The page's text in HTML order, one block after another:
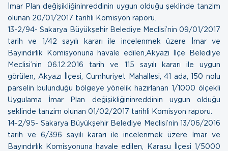
İmar Plan değişikliğininreddinin uygun olduğu şeklinde tanzim
olunan 20/01/2017 tarihli Komisyon raporu.
13- 2/94- Sakarya Büyükşehir Belediye Meclisi’nin 09/01/2017
tarih ve 1/42 sayılı kararı ile incelenmek üzere İmar ve
Bayındırlık Komisyonuna havale edilen,Akyazı İlçe Belediye
Meclisi’nin 06.12.2016 tarih ve 115 sayılı kararı ile uygun
görülen, Akyazı İlçesi, Cumhuriyet Mahallesi, 41 ada, 150 nolu
parselin bulunduğu bölgeye yönelik hazırlanan 1/1000 ölçekli
Uygulama İmar Plan değişikliğininreddinin uygun olduğu
şeklinde tanzim olunan 01/02/2017 tarihli Komisyon raporu.
14- 2/95- Sakarya Büyükşehir Belediye Meclisi’nin 13/06/2016
tarih ve 6/396 sayılı kararı ile incelenmek üzere İmar ve
Bayındırlık Komisyonuna havale edilen, Karasu İlçesi 1/5000